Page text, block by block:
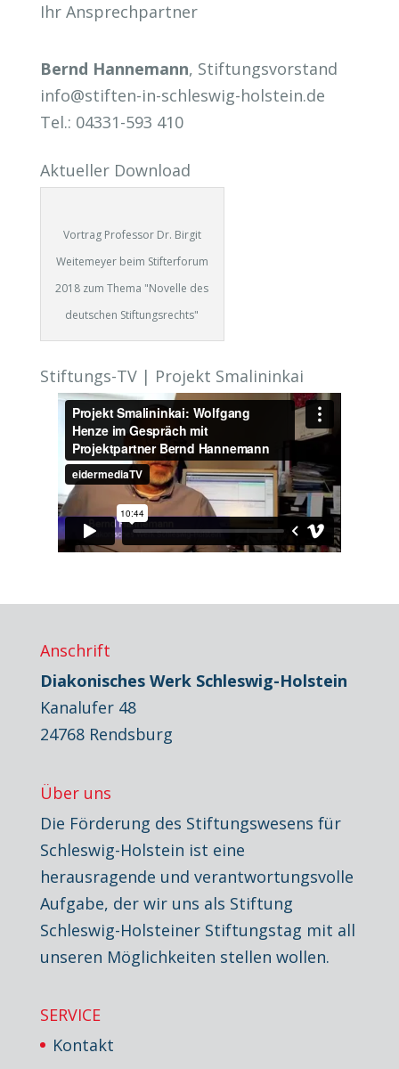
Ihr Ansprechpartner
Bernd Hannemann, Stiftungsvorstand
info@stiften-in-schleswig-holstein.de
Tel.: 04331-593 410
Aktueller Download
Vortrag Professor Dr. Birgit
Weitemeyer beim Stifterforum
2018 zum Thema "Novelle des
deutschen Stiftungsrechts"
Stiftungs-TV | Projekt Smalininkai
Anschrift
Diakonisches Werk Schleswig-Holstein
Kanalufer 48
24768 Rendsburg
Über uns
Die Förderung des Stiftungswesens für
Schleswig-Holstein ist eine
herausragende und verantwortungsvolle
Aufgabe, der wir uns als Stiftung
Schleswig-Holsteiner Stiftungstag mit all
unseren Möglichkeiten stellen wollen.
SERVICE
Kontakt